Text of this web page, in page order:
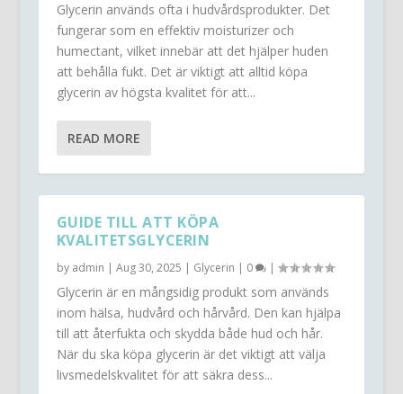
Glycerin används ofta i hudvårdsprodukter. Det
fungerar som en effektiv moisturizer och
humectant, vilket innebär att det hjälper huden
att behålla fukt. Det är viktigt att alltid köpa
glycerin av högsta kvalitet för att...
READ MORE
GUIDE TILL ATT KÖPA
KVALITETSGLYCERIN
by admin | Aug 30, 2025 | Glycerin | 0 |
Glycerin är en mångsidig produkt som används
inom hälsa, hudvård och hårvård. Den kan hjälpa
till att återfukta och skydda både hud och hår.
När du ska köpa glycerin är det viktigt att välja
livsmedelskvalitet för att säkra dess...